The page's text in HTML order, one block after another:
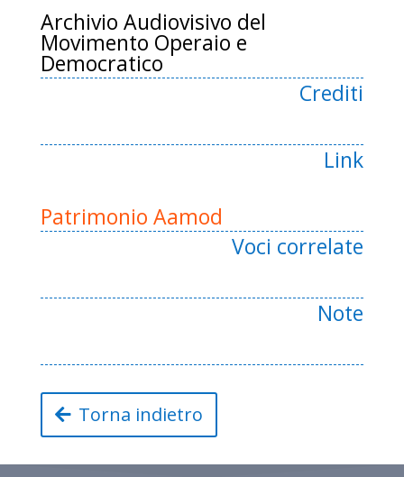
Archivio Audiovisivo del
Movimento Operaio e
Democratico
Crediti
Link
Patrimonio Aamod
Voci correlate
Note
Torna indietro